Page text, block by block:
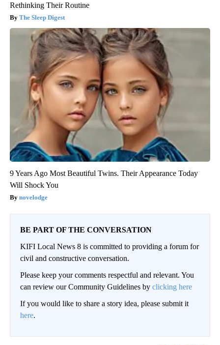
Rethinking Their Routine
The Sleep Digest
9 Years Ago Most Beautiful Twins. Their Appearance Today
Will Shock You
novelodge
BE PART OF THE CONVERSATION
KIFI Local News 8 is committed to providing a forum for
civil and constructive conversation.
Please keep your comments respectful and relevant. You
can review our Community Guidelines by clicking here
If you would like to share a story idea, please submit it
here.